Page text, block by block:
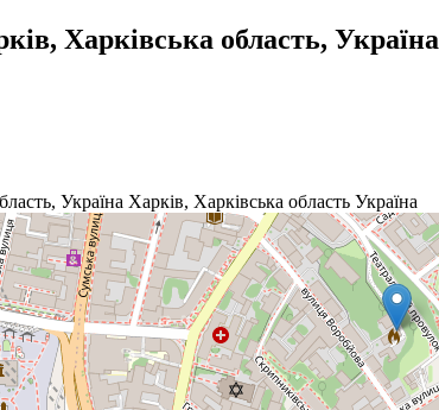
Харківська область, Україна
Україна Харків, Харківська область Україна